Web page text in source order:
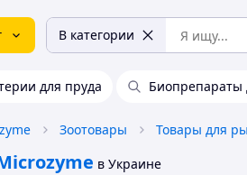
В категории
для пруда Биопрепараты
Зоотовары Товары для
в Украине